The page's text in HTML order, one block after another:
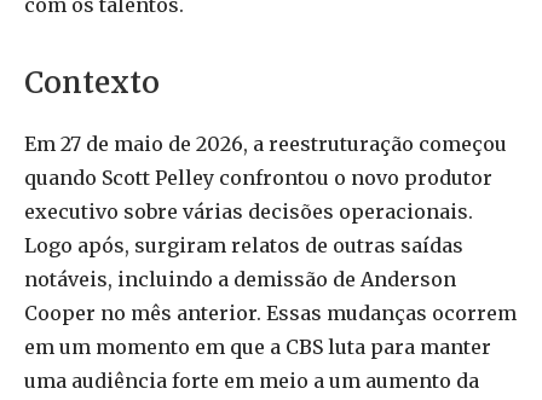
com os talentos.
Contexto
Em 27 de maio de 2026, a reestruturação começou
quando Scott Pelley confrontou o novo produtor
executivo sobre várias decisões operacionais.
Logo após, surgiram relatos de outras saídas
notáveis, incluindo a demissão de Anderson
Cooper no mês anterior. Essas mudanças ocorrem
em um momento em que a CBS luta para manter
uma audiência forte em meio a um aumento da